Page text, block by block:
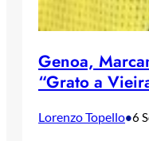
Genoa,
“Grato a
Lorenzo Topello•6